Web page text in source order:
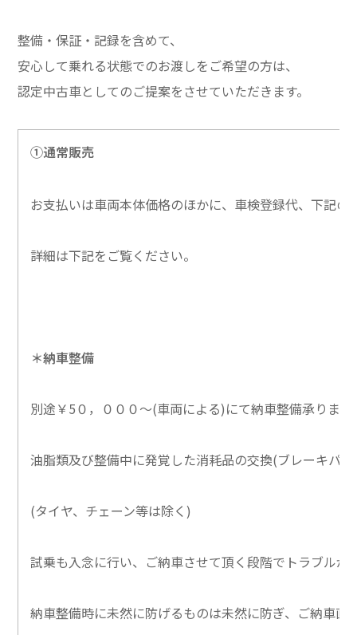
整備・保証・記録を含めて、
安心して乗れる状態でのお渡しをご希望の方は、
認定中古車としてのご提案をさせていただきます。
①通常販売
お支払いは車両本体価格のほかに、車検登録代、下記の
詳細は下記をご覧ください。
＊納車整備
別途￥5０，０００～(車両による)にて納車整備承りま
油脂類及び整備中に発覚した消耗品の交換(ブレーキパ
(タイヤ、チェーン等は除く)
試乗も入念に行い、ご納車させて頂く段階でトラブル
納車整備時に未然に防げるものは未然に防ぎ、ご納車